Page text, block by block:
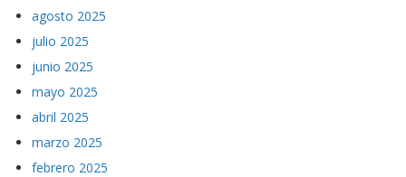
agosto 2025
julio 2025
junio 2025
mayo 2025
abril 2025
marzo 2025
febrero 2025